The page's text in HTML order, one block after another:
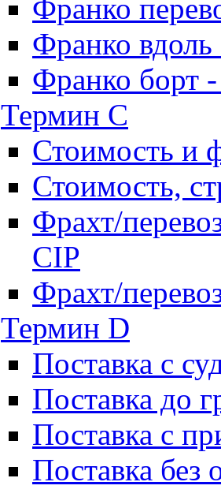
Франко
Франко вдоль
Франко борт
Термин С
Стоимость и
Стоимость,
Фрахт/
CIP
Фрахт/
Термин D
Поставка с
Поставка до
Поставка с
Поставка